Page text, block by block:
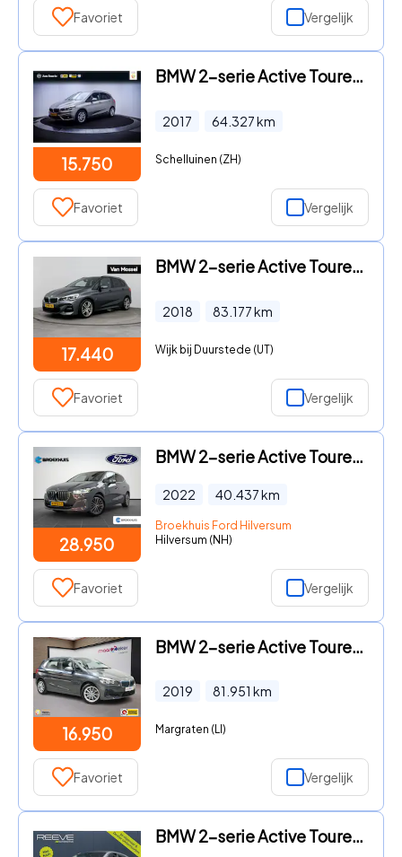
Favoriet Vergelijk
15.750
BMW 2-serie Active Tourer - 218iA EXECUTIVE NAVI | CLIMA | CRUISE | ELEK KLEP | PDC | LM
2017 64.327km
Schelluinen (ZH)
Favoriet Vergelijk
17.440
BMW 2-serie Active Tourer - 218i 140Pk Executive Launch Edition | Navigatie | Achteruitr
2018 83.177km
Wijk bij Duurstede (UT)
Favoriet Vergelijk
28.950
BMW 2-serie Active Tourer - 225e xDrive | Elekt. wegklapbare Trekhaak | 360 Camera | Hea
2022 40.437km
Broekhuis Ford Hilversum
Hilversum (NH)
Favoriet Vergelijk
16.950
BMW 2-serie Active Tourer - 225xe iPerformance Executive ✅Stoelverw.✅Electr. Achterklep✅
2019 81.951 km
Margraten (LI)
Favoriet Vergelijk
BMW 2-serie Active Tourer - 218i High Executive Automaat | 1e eig. | nap! | Trekhaak | L